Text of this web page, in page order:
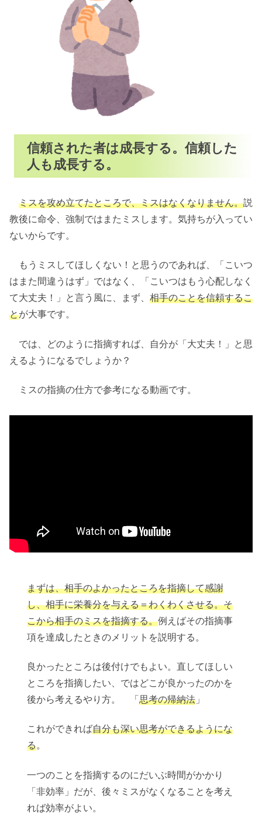
信頼された者は成長する。信頼した
人も成長する。
ミスを攻め立てたところで、ミスはなくなりません。説
教後に命令、強制ではまたミスします。気持ちが入ってい
ないからです。
もうミスしてほしくない！と思うのであれば、「こいつ
はまた間違うはず」ではなく、「こいつはもう心配しなく
て大丈夫！」と言う風に、まず、 相手のことを信頼するこ
とが大事です。
では、どのように指摘すれば、自分が「大丈夫！」と思
えるようになるでしょうか？
ミスの指摘の仕方で参考になる動画です。
まずは、相手のよかったところを指摘して感謝
し、相手に栄養分を与える＝わくわくさせる。そ
こから相手のミスを指摘する。例えばその指摘事
項を達成したときのメリットを説明する。
良かったところは後付けでもよい。直してほしい
ところを指摘したい、ではどこが良かったのかを
後から考えるやり方。 「思考の帰納法」
これができれば自分も深い思考ができるようにな
る。
一つのことを指摘するのにだいぶ時間がかかり
「非効率」だが、後々ミスがなくなることを考え
れば効率がよい。